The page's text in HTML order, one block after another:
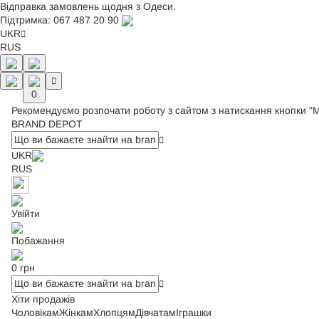
Відправка замовлень щодня з Одеси.
Підтримка: 067 487 20 90
UKR
RUS
0
Рекомендуємо розпочати роботу з сайтом з натискання кнопки
BRAND DEPOT
UKR
RUS
Увійти
Побажання
0 грн
Хіти продажів
ЧоловікамЖінкамХлопцямДівчатамІграшки